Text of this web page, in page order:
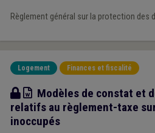
Règlement général sur la protection des
Logement Finances et fiscalité
Modèle
Modèles de constat et
relatifs au règlement-taxe
inoccupés